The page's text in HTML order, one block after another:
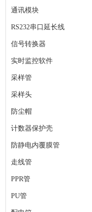
通讯模块
RS232串口延长线
信号转换器
实时监控软件
采样管
采样头
防尘帽
计数器保护壳
防静电内覆膜管
走线管
PPR管
PU管